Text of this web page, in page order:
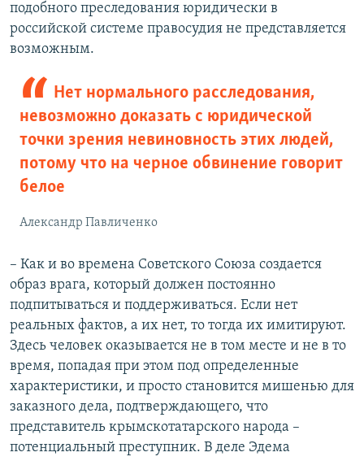
подобного преследования юридически в
российской системе правосудия не представляется
возможным.
Нет нормального расследования,
невозможно доказать с юридической
точки зрения невиновность этих людей,
потому что на черное обвинение говорит
белое
Александр Павличенко
– Как и во времена Советского Союза создается
образ врага, который должен постоянно
подпитываться и поддерживаться. Если нет
реальных фактов, а их нет, то тогда их имитируют.
Здесь человек оказывается не в том месте и не в то
время, попадая при этом под определенные
характеристики, и просто становится мишенью для
заказного дела, подтверждающего, что
представитель крымскотатарского народа –
потенциальный преступник. В деле Эдема